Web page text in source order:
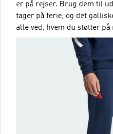
er på rejser. Brug dem til
tager på ferie, og det
alle ved, hvem du støtter på